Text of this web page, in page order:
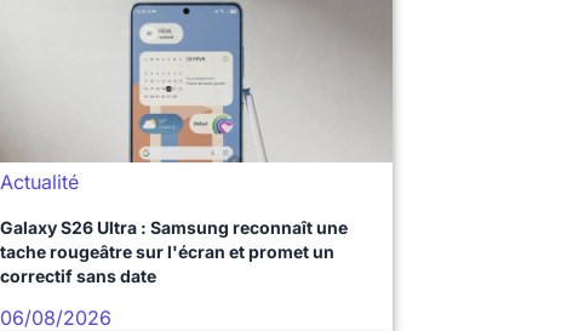
Actualité
Galaxy S26 Ultra : Samsung reconnaît une
tache rougeâtre sur l'écran et promet un
correctif sans date
06/08/2026